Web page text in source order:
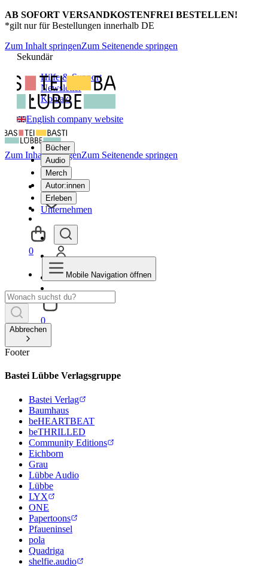
AB SOFORT VERSANDKOSTENFREI BESTELLEN!
*gilt nur für Bestellungen innerhalb DE
Zum Inhalt springenZum Seitenende springen
Sekundär
Hilfe & Support
Newsletter
Kontakt
English company website
Bücher
Audio
Merch
Autor:innen
Erleben
Unternehmen
0
Zum Inhalt springenZum Seitenende springen
0
Mobile Navigation öffnen
Abbrechen
Footer
Bastei Lübbe Verlagsgruppe
Bastei Verlag
Baumhaus
beHEARTBEAT
beTHRILLED
Community Editions
Eichborn
Grau
Lübbe Audio
Lübbe
LYX
ONE
Papertoons
Pfaueninsel
pola
Quadriga
shelfie.audio